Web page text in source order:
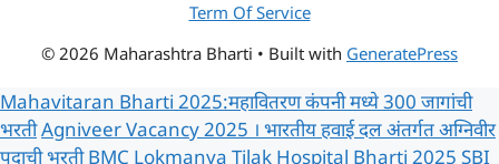
Term Of Service
© 2026 Maharashtra Bharti • Built with GeneratePress
Mahavitaran Bharti 2025:महावितरण कंपनी मध्ये 300 जागांची
भरतीAgniveer Vacancy 2025 । भारतीय हवाई दल अंतर्गत अग्निवीर
पदाची भरती BMC Lokmanya Tilak Hospital Bharti 2025 SBI